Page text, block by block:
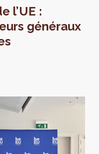
!
l’UE :
généraux